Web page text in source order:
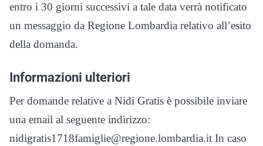
entro i 30 giorni successivi a tale data verrà notificato
un messaggio da Regione Lombardia relativo all’esito
della domanda.
Informazioni ulteriori
Per domande relative a Nidi Gratis è possibile inviare
una email al seguente indirizzo:
nidigratis1718famiglie@regione.lombardia.it In caso